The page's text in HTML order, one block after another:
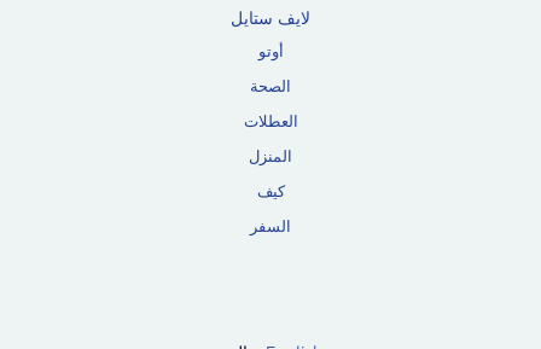
لايف ستايل
أوتو
الصحة
العطلات
المنزل
كيف
السفر